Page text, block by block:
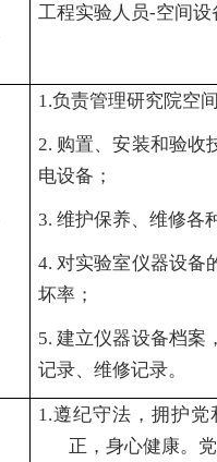
工程实验人员-空间设
1.负责管理研究院空
2. 购置、安装和验收
电设备；
3. 维护保养、维修各
4. 对实验室仪器设备
坏率；
5. 建立仪器设备档案
记录、维修记录。
1.遵纪守法，拥护
正，身心健康。